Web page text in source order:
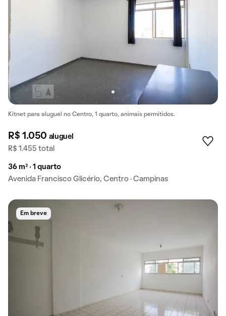
Kitnet para aluguel no Centro, 1 quarto, animais permitidos.
R$ 1.050 aluguel
R$ 1.455 total
36 m² · 1 quarto
Avenida Francisco Glicério, Centro · Campinas
Em breve